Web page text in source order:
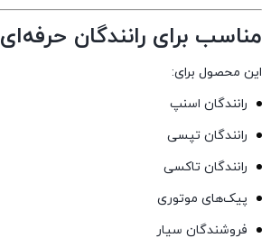
مناسب برای رانندگان حرفه‌ای
این محصول برای:
رانندگان اسنپ
رانندگان تپسی
رانندگان تاکسی
پیک‌های موتوری
فروشندگان سیار